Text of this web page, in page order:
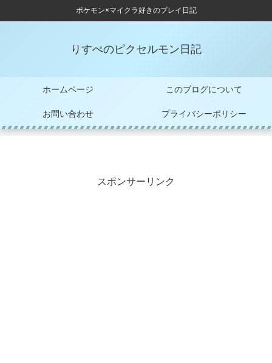
ポケモン×マイクラ好きのプレイ日記
りすぺのピクセルモン日記
ホームページ このブログについて
お問い合わせ プライバシーポリシー
スポンサーリンク